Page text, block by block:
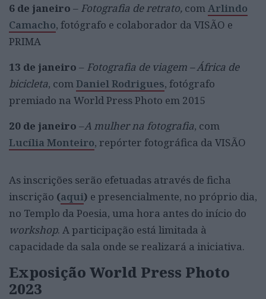
6 de janeiro – Fotografia de retrato, comArlindo
Camacho, fotógrafo e colaborador da VISÃO e
PRIMA
13 de janeiro – Fotografia de viagem – África de
bicicleta, comDaniel Rodrigues, fotógrafo
premiado na World Press Photo em 2015
20 de janeiro –A mulher na fotografia, com
Lucília Monteiro, repórter fotográfica da VISÃO
As inscrições serão efetuadas através de ficha
inscrição (aqui) e presencialmente, no próprio dia,
no Templo da Poesia, uma hora antes do início do
workshop. A participação está limitada à
capacidade da sala onde se realizará a iniciativa.
Exposição World Press Photo
2023